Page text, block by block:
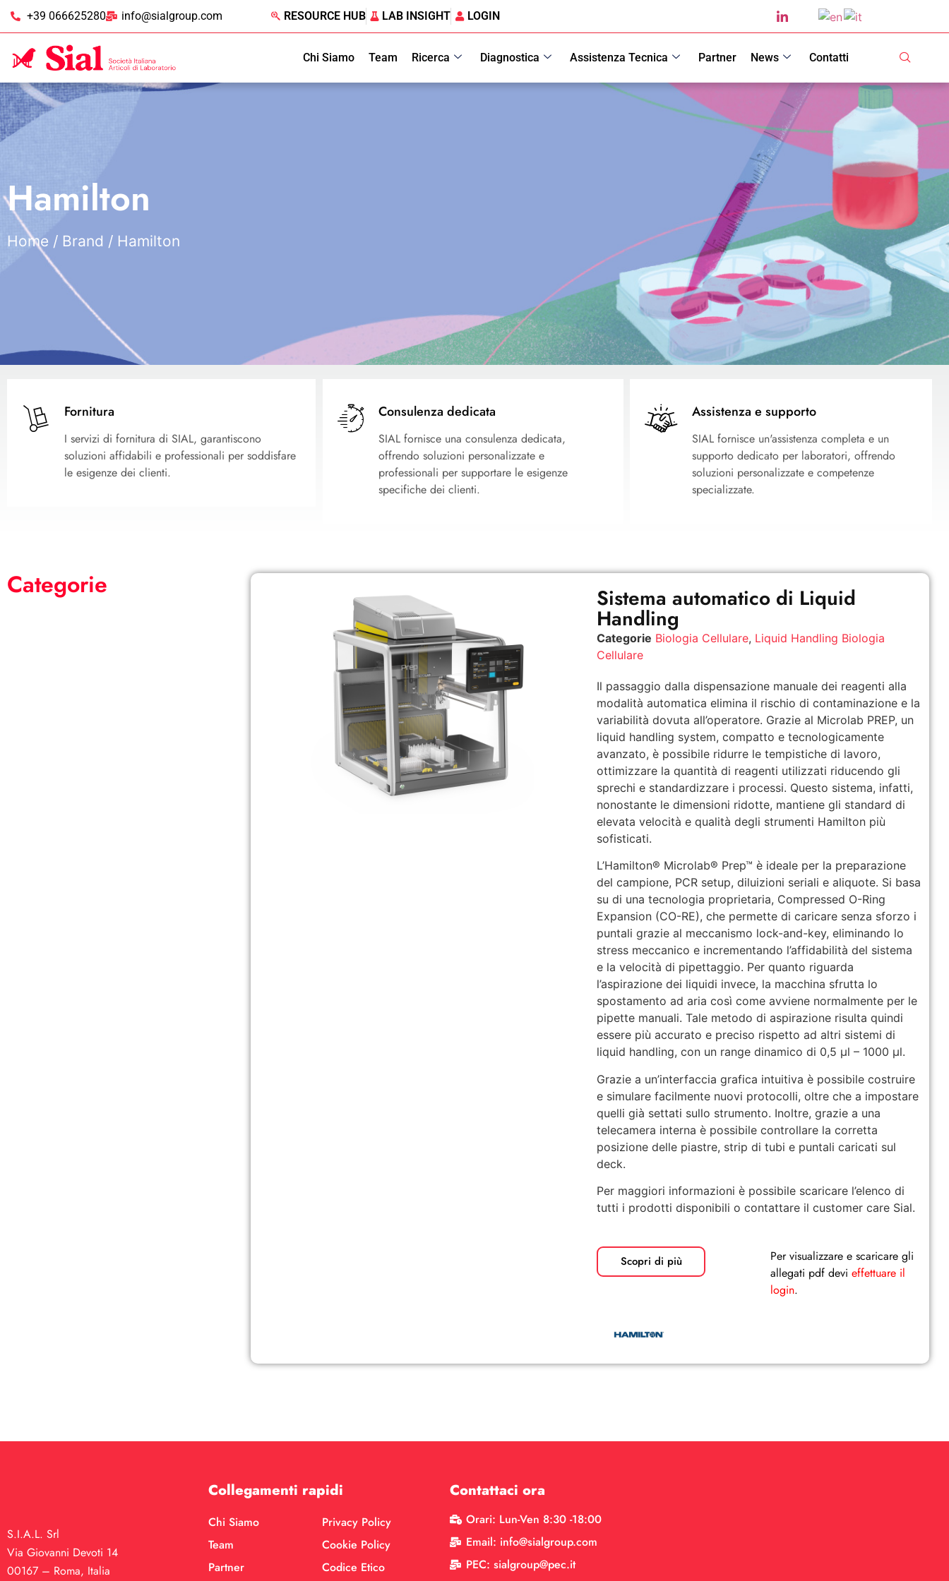
+39 066625280 info@sialgroup.com RESOURCE HUB LAB INSIGHT LOGIN
Chi Siamo Team Ricerca Diagnostica Assistenza Tecnica Partner News Contatti
Hamilton
Home / Brand / Hamilton
Fornitura
I servizi di fornitura di SIAL, garantiscono
soluzioni affidabili e professionali per soddisfare
le esigenze dei clienti.
Consulenza dedicata
SIAL fornisce una consulenza dedicata,
offrendo soluzioni personalizzate e
professionali per supportare le esigenze
specifiche dei clienti.
Assistenza e supporto
SIAL fornisce un'assistenza completa e un
supporto dedicato per laboratori, offrendo
soluzioni personalizzate e competenze
specializzate.
Categorie Sistema automatico di Liquid
Handling
Categorie Biologia Cellulare, Liquid Handling Biologia
Cellulare
Il passaggio dalla dispensazione manuale dei reagenti alla
modalità automatica elimina il rischio di contaminazione e la
variabilità dovuta all’operatore. Grazie al Microlab PREP, un
liquid handling system, compatto e tecnologicamente
avanzato, è possibile ridurre le tempistiche di lavoro,
ottimizzare la quantità di reagenti utilizzati riducendo gli
sprechi e standardizzare i processi. Questo sistema, infatti,
nonostante le dimensioni ridotte, mantiene gli standard di
elevata velocità e qualità degli strumenti Hamilton più
sofisticati.
L’Hamilton® Microlab® Prep™ è ideale per la preparazione
del campione, PCR setup, diluizioni seriali e aliquote. Si basa
su di una tecnologia proprietaria, Compressed O-Ring
Expansion (CO-RE), che permette di caricare senza sforzo i
puntali grazie al meccanismo lock-and-key, eliminando lo
stress meccanico e incrementando l’affidabilità del sistema
e la velocità di pipettaggio. Per quanto riguarda
l’aspirazione dei liquidi invece, la macchina sfrutta lo
spostamento ad aria così come avviene normalmente per le
pipette manuali. Tale metodo di aspirazione risulta quindi
essere più accurato e preciso rispetto ad altri sistemi di
liquid handling, con un range dinamico di 0,5 µl – 1000 µl.
Grazie a un’interfaccia grafica intuitiva è possibile costruire
e simulare facilmente nuovi protocolli, oltre che a impostare
quelli già settati sullo strumento. Inoltre, grazie a una
telecamera interna è possibile controllare la corretta
posizione delle piastre, strip di tubi e puntali caricati sul
deck.
Per maggiori informazioni è possibile scaricare l’elenco di
tutti i prodotti disponibili o contattare il customer care Sial.
Scopri di più
Per visualizzare e scaricare gli
allegati pdf devi effettuare il
login.
S.I.A.L. Srl
Via Giovanni Devoti 14
00167 – Roma, Italia
Collegamenti rapidi
Chi Siamo
Team
Partner
Privacy Policy
Cookie Policy
Codice Etico
Contattaci ora
Orari: Lun-Ven 8:30 -18:00
Email: info@sialgroup.com
PEC: sialgroup@pec.it